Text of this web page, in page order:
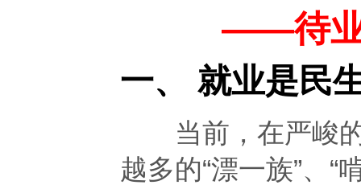
——待业
一、 就业是民
当前，在严峻的
越多的“漂一族”、“